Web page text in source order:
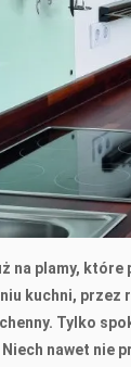
na plamy, które
kuchni, przez
Tylko
nawet nie